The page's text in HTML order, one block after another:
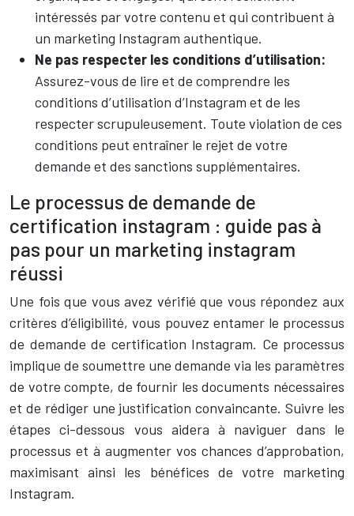
intéressés par votre contenu et qui contribuent à
un marketing Instagram authentique.
Ne pas respecter les conditions d’utilisation:
Assurez-vous de lire et de comprendre les
conditions d’utilisation d’Instagram et de les
respecter scrupuleusement. Toute violation de ces
conditions peut entraîner le rejet de votre
demande et des sanctions supplémentaires.
Le processus de demande de
certification instagram : guide pas à
pas pour un marketing instagram
réussi
Une fois que vous avez vérifié que vous répondez aux
critères d’éligibilité, vous pouvez entamer le processus
de demande de certification Instagram. Ce processus
implique de soumettre une demande via les paramètres
de votre compte, de fournir les documents nécessaires
et de rédiger une justification convaincante. Suivre les
étapes ci-dessous vous aidera à naviguer dans le
processus et à augmenter vos chances d’approbation,
maximisant ainsi les bénéfices de votre marketing
Instagram.